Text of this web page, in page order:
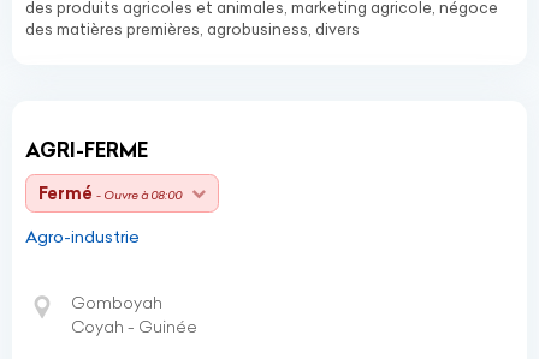
des produits agricoles et animales, marketing agricole, négoce
des matières premières, agrobusiness, divers
AGRI-FERME
Fermé - Ouvre à 08:00
Agro-industrie
Gomboyah
Coyah - Guinée